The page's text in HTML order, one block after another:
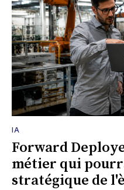
IA
Forward
métier qui
stratégique de